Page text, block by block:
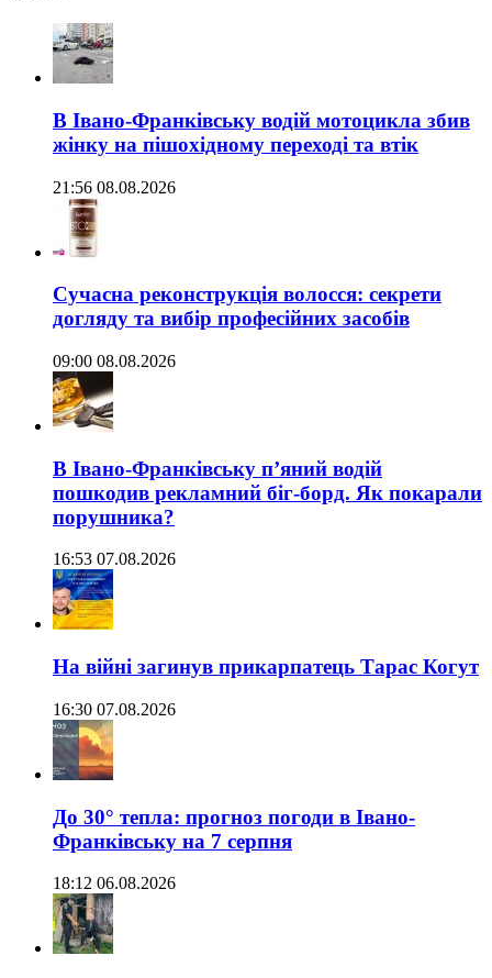
В Івано-Франківську водій мотоцикла збив
жінку на пішохідному переході та втік
21:56 08.08.2026
Сучасна реконструкція волосся: секрети
догляду та вибір професійних засобів
09:00 08.08.2026
В Івано-Франківську п’яний водій
пошкодив рекламний біг-борд. Як покарали
порушника?
16:53 07.08.2026
На війні загинув прикарпатець Тарас Когут
16:30 07.08.2026
До 30° тепла: прогноз погоди в Івано-
Франківську на 7 серпня
18:12 06.08.2026